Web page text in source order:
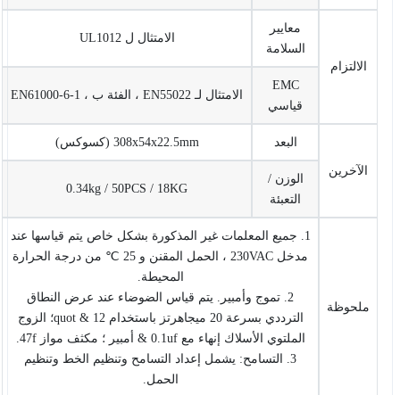
الالتزام
معايير
السلامة
الامتثال ل UL1012
EMC
قياسي
الامتثال لـ EN55022 ، الفئة ب ، EN61000-6-1
الآخرين
البعد 308x54x22.5mm (كسوكس)
الوزن /
التعبئة
0.34kg / 50PCS / 18KG
ملحوظة
1. جميع المعلمات غير المذكورة بشكل خاص يتم قياسها عند
مدخل 230VAC ، الحمل المقنن و 25 ℃ من درجة الحرارة
المحيطة.
2. تموج وأمبير. يتم قياس الضوضاء عند عرض النطاق
الترددي بسرعة 20 ميجاهرتز باستخدام 12 & quot؛ الزوج
الملتوي الأسلاك إنهاء مع 0.1uf & أمبير ؛ مكثف مواز 47f.
3. التسامح: يشمل إعداد التسامح وتنظيم الخط وتنظيم
الحمل.